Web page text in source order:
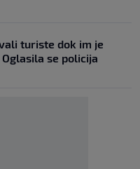
turiste dok im je
se policija